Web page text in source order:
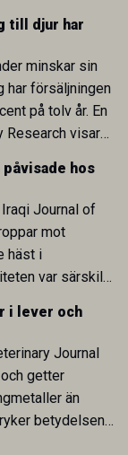
sida vid
One Health-
till djur har
minskar sin
har försäljningen
på tolv år. En
Research visar
som
hos
Journal of
mot
häst i
var särskilt
till bland
att hästarna
inte att de
till
i lever och
Journal
getter
än
betydelsen